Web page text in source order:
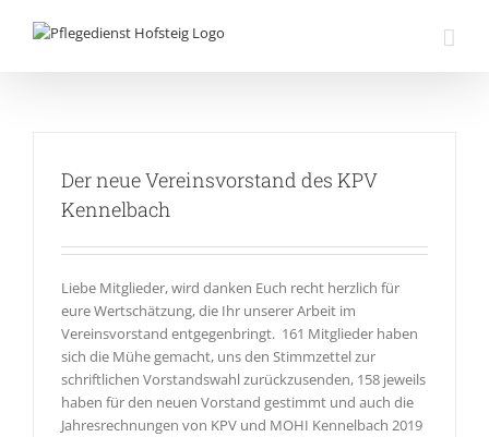
Inhalt
Der neue Vereinsvorstand des KPV
Kennelbach
Liebe Mitglieder, wird danken Euch recht herzlich für
eure Wertschätzung, die Ihr unserer Arbeit im
Vereinsvorstand entgegenbringt. 161 Mitglieder haben
sich die Mühe gemacht, uns den Stimmzettel zur
schriftlichen Vorstandswahl zurückzusenden, 158 jeweils
haben für den neuen Vorstand gestimmt und auch die
Jahresrechnungen von KPV und MOHI Kennelbach 2019